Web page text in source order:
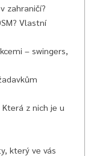
zahraničí?
Vlastní
– swingers,
z nich je u
který ve vás